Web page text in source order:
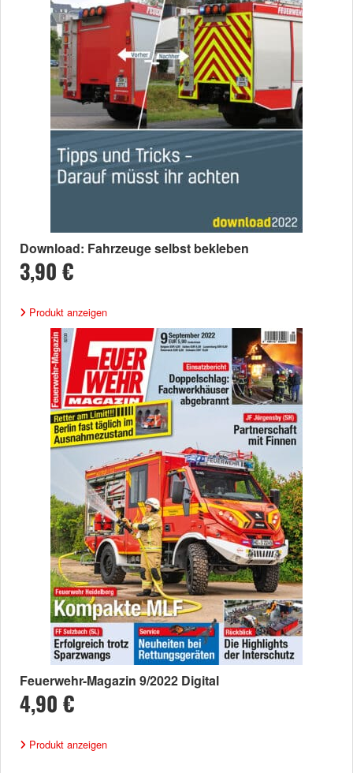
Download: Fahrzeuge selbst bekleben
3,90 €
Produkt anzeigen
Feuerwehr-Magazin 9/2022 Digital
4,90 €
Produkt anzeigen